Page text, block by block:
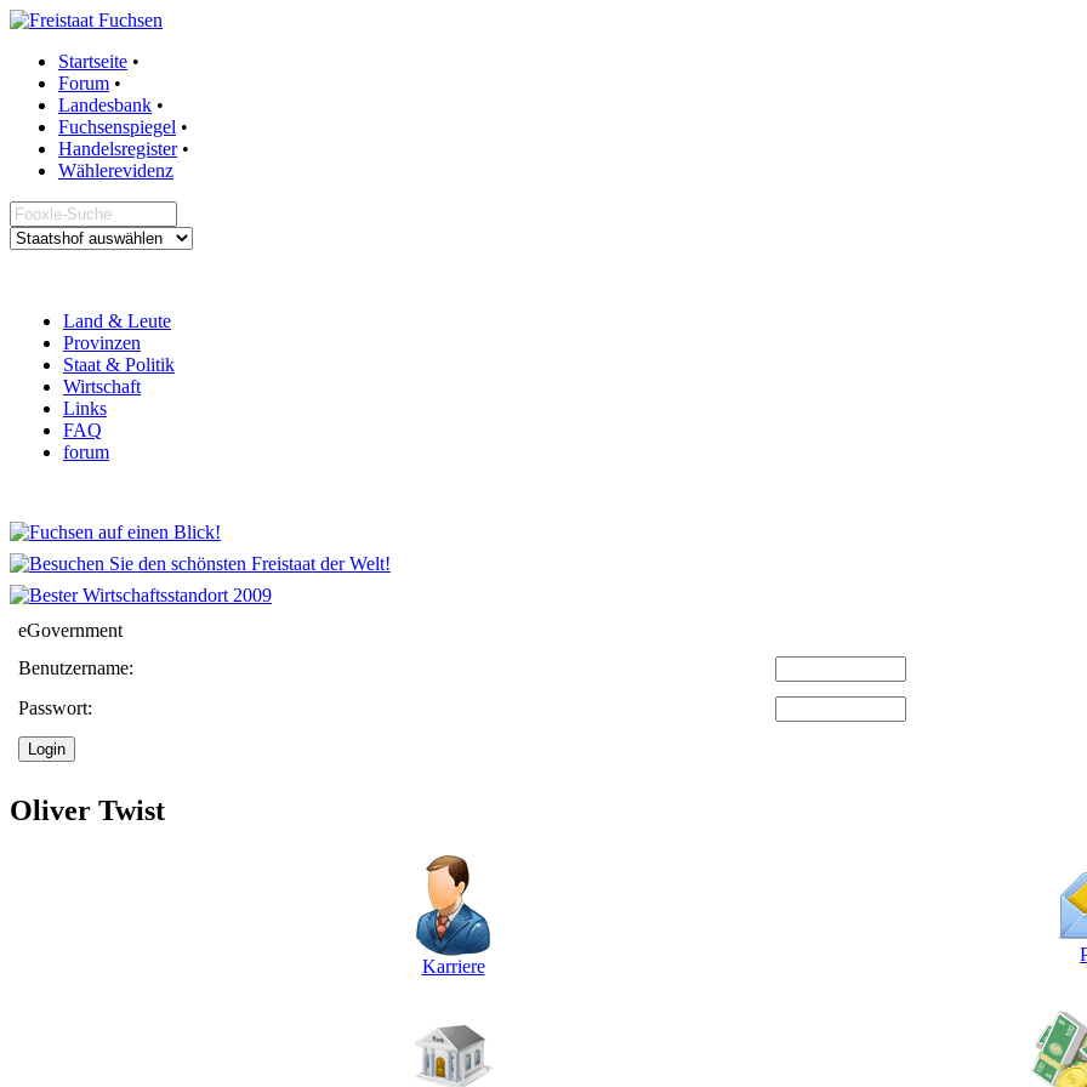
Startseite •
Forum •
Landesbank •
Fuchsenspiegel •
Handelsregister•
Wählerevidenz
Land & Leute
Provinzen
Staat & Politik
Wirtschaft
Links
FAQ
forum
eGovernment
Benutzername:
Passwort:
Oliver Twist
Karriere